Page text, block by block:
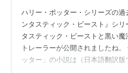
ハリー・ポッター・シリーズの
ンタスティック・ビースト』シ
タスティック・ビーストと黒い
トレーラーが公開されましたね
ッター」の小説は（日本語翻訳版